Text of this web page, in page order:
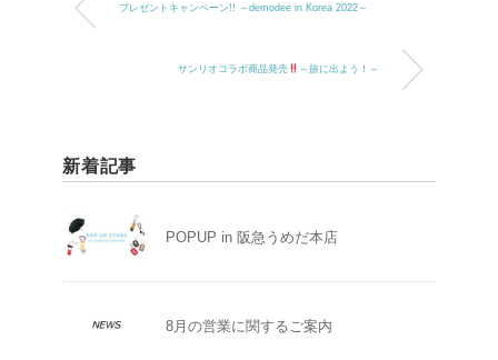
プレゼントキャンペーン!! ～demodee in Korea 2022～
サンリオコラボ商品発売 ～旅に出よう！～
新着記事
POPUP in 阪急うめだ本店
8月の営業に関するご案内